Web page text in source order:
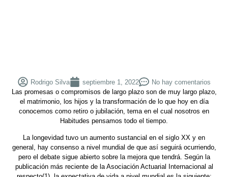
Rodrigo Silva septiembre 1, 2022
No hay comentarios
Las promesas o compromisos de largo plazo son de muy largo plazo,
el matrimonio, los hijos y la transformación de lo que hoy en día
conocemos como retiro o jubilación, tema en el cual nosotros en
Habitudes pensamos todo el tiempo.
La longevidad tuvo un aumento sustancial en el siglo XX y en
general, hay consenso a nivel mundial de que así seguirá ocurriendo,
pero el debate sigue abierto sobre la mejora que tendrá. Según la
publicación más reciente de la Asociación Actuarial Internacional al